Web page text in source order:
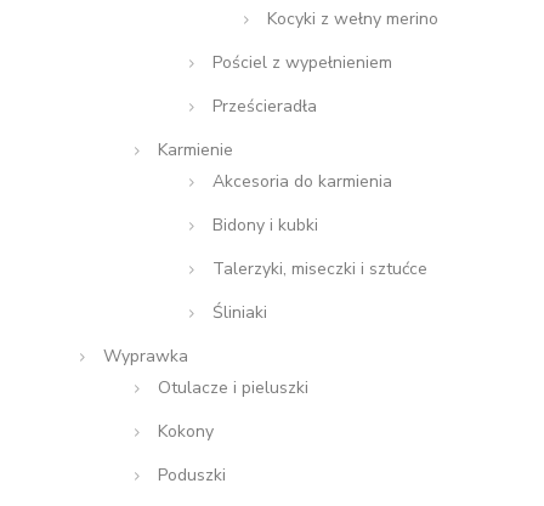
Kocyki z wełny merino
Pościel z wypełnieniem
Prześcieradła
Karmienie
Akcesoria do karmienia
Bidony i kubki
Talerzyki, miseczki i sztućce
Śliniaki
Wyprawka
Otulacze i pieluszki
Kokony
Poduszki